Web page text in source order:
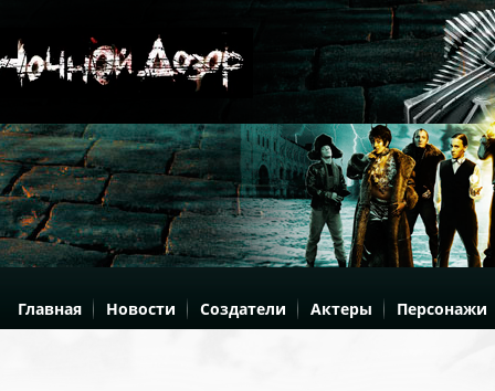
Главная Новости Создатели Актеры Персонажи